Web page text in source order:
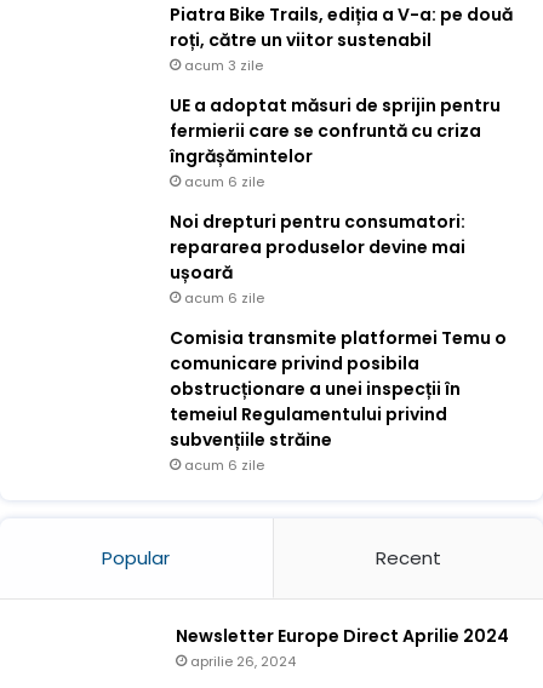
Piatra Bike Trails, ediția a V-a: pe două
roți, către un viitor sustenabil
acum 3 zile
UE a adoptat măsuri de sprijin pentru
fermierii care se confruntă cu criza
îngrășămintelor
acum 6 zile
Noi drepturi pentru consumatori:
repararea produselor devine mai
ușoară
acum 6 zile
Comisia transmite platformei Temu o
comunicare privind posibila
obstrucționare a unei inspecții în
temeiul Regulamentului privind
subvențiile străine
acum 6 zile
Popular Recent
Newsletter Europe Direct Aprilie 2024
aprilie 26, 2024